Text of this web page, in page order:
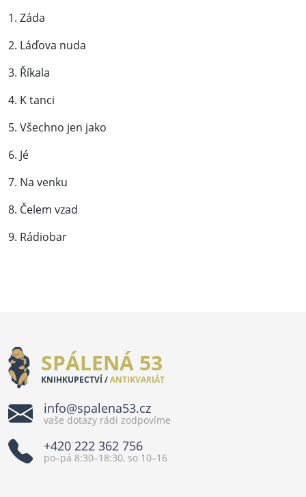
1. Záda
2. Láďova nuda
3. Říkala
4. K tanci
5. Všechno jen jako
6. Jé
7. Na venku
8. Čelem vzad
9. Rádiobar
SPÁLENÁ 53
KNIHKUPECTVÍ /ANTIKVARIÁT
info@spalena53.cz
vaše dotazy rádi zodpovíme
+420 222 362 756
po–pá 8:30–18:30, so 10–16